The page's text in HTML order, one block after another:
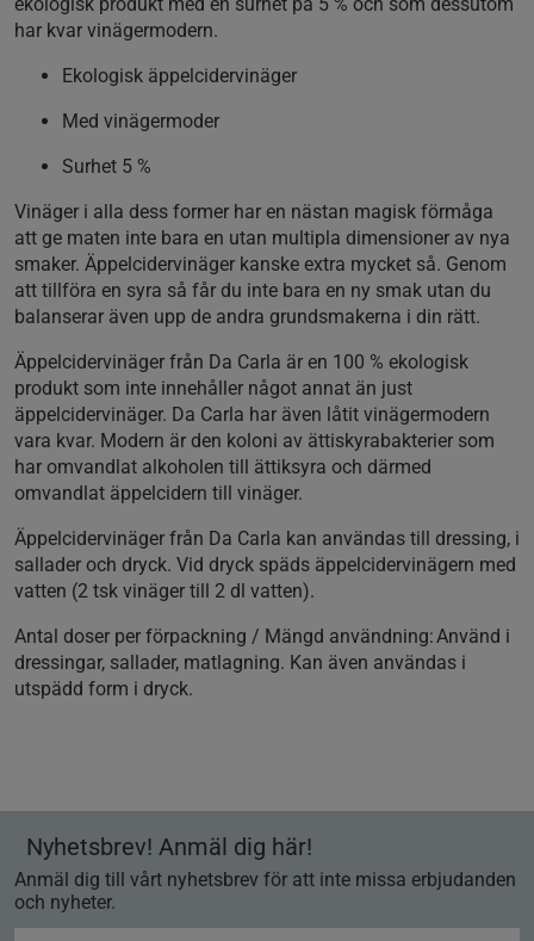
har kvar vinägermodern.
Ekologisk äppelcidervinäger
Med vinägermoder
Surhet 5 %
Vinäger i alla dess former har en nästan magisk förmåga
att ge maten inte bara en utan multipla dimensioner av nya
smaker. Äppelcidervinäger kanske extra mycket så. Genom
att tillföra en syra så får du inte bara en ny smak utan du
balanserar även upp de andra grundsmakerna i din rätt.
Äppelcidervinäger från Da Carla är en 100 % ekologisk
produkt som inte innehåller något annat än just
äppelcidervinäger. Da Carla har även låtit vinägermodern
vara kvar. Modern är den koloni av ättiskyrabakterier som
har omvandlat alkoholen till ättiksyra och därmed
omvandlat äppelcidern till vinäger.
Äppelcidervinäger från Da Carla kan användas till dressing, i
sallader och dryck. Vid dryck späds äppelcidervinägern med
vatten (2 tsk vinäger till 2 dl vatten).
Antal doser per förpackning / Mängd användning: Använd i
dressingar, sallader, matlagning. Kan även användas i
utspädd form i dryck.
Nyhetsbrev! Anmäl dig här!
Anmäl dig till vårt nyhetsbrev för att inte missa erbjudanden
och nyheter.